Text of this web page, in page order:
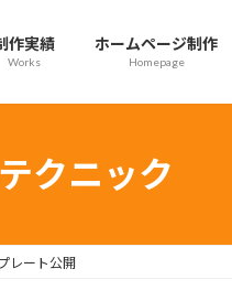
作実績
Works
ホームページ制作
Homepage
クニック
レート公開